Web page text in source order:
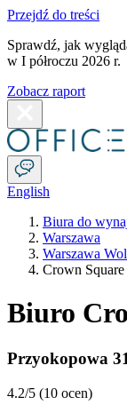
Przejdź do treści
Sprawdź, jak
w I półroczu 2026 r.
Zobacz raport
English
Biura do
Warszawa
Warszawa
Crown Square
Biuro
Przyokopowa 31
4.2/5 (10 ocen)